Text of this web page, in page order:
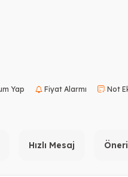
Yap Fiyat Alarmı Not
Hızlı Mesaj